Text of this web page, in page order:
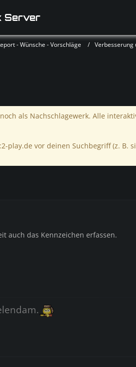
Server
- Wünsche - Vorschläge Verbesserung
als Nachschlagewerk. Alle
play.de vor deinen Suchbegriff (z. B.
auch das Kennzeichen erfassen.